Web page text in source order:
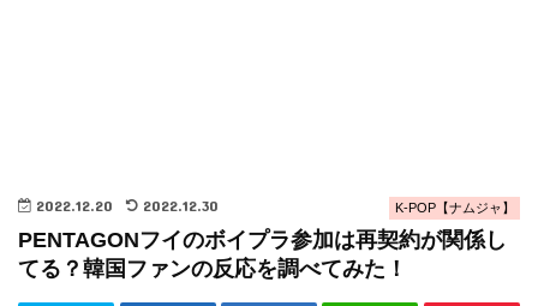
K-POP【ナムジャ】
2022.12.20 2022.12.30
PENTAGONフイのボイプラ参加は再契約が関係し
てる？韓国ファンの反応を調べてみた！